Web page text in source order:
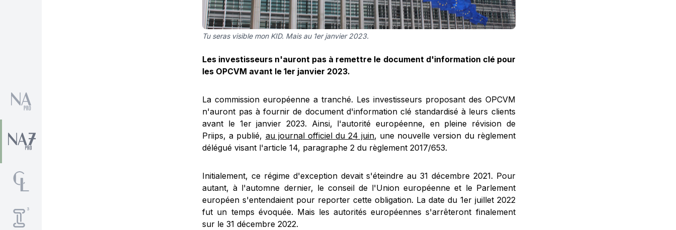
Tu seras visible mon KID. Mais au 1er janvier 2023.
Les investisseurs n'auront pas à remettre le document d'information clé pour
les OPCVM avant le 1er janvier 2023.
La commission européenne a tranché. Les investisseurs proposant des OPCVM
n'auront pas à fournir de document d'information clé standardisé à leurs clients
avant le 1er janvier 2023. Ainsi, l'autorité européenne, en pleine révision de
Priips, a publié, au journal officiel du 24 juin, une nouvelle version du règlement
délégué visant l'article 14, paragraphe 2 du règlement 2017/653.
Initialement, ce régime d'exception devait s'éteindre au 31 décembre 2021. Pour
autant, à l'automne dernier, le conseil de l'Union européenne et le Parlement
européen s'entendaient pour reporter cette obligation. La date du 1er juillet 2022
fut un temps évoquée. Mais les autorités européennes s'arrêteront finalement
sur le 31 décembre 2022.